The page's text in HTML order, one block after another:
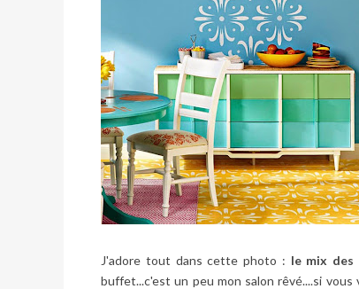
J'adore tout dans cette photo : le mix des
buffet...c'est un peu mon salon rêvé....si